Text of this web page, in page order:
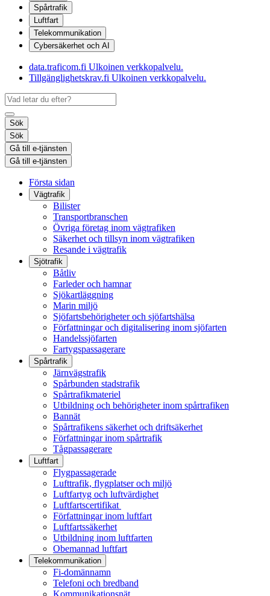
Spårtrafik
Luftfart
Telekommunikation
Cybersäkerhet och AI
data.traficom.fi Ulkoinen verkkopalvelu.
Tillgänglighetskrav.fi Ulkoinen verkkopalvelu.
Sök
Sök
Gå till e-tjänsten
Gå till e-tjänsten
Första sidan
Vägtrafik
Bilister
Transportbranschen
Övriga företag inom vägtrafiken
Säkerhet och tillsyn inom vägtrafiken
Resande i vägtrafik
Sjötrafik
Båtliv
Farleder och hamnar
Sjökartläggning
Marin miljö
Sjöfartsbehörigheter och sjöfartshälsa
Författningar och digitalisering inom sjöfarten
Handelssjöfarten
Fartygspassagerare
Spårtrafik
Järnvägstrafik
Spårbunden stadstrafik
Spårtrafikmateriel
Utbildning och behörigheter inom spårtrafiken
Bannät
Spårtrafikens säkerhet och driftsäkerhet
Författningar inom spårtrafik
Tågpassagerare
Luftfart
Flygpassagerade
Lufttrafik, flygplatser och miljö
Luftfartyg och luftvärdighet
Luftfartscertifikat
Författningar inom luftfart
Luftfartssäkerhet
Utbildning inom luftfarten
Obemannad luftfart
Telekommunikation
Fi-domännamn
Telefoni och bredband
Kommunikationsnät